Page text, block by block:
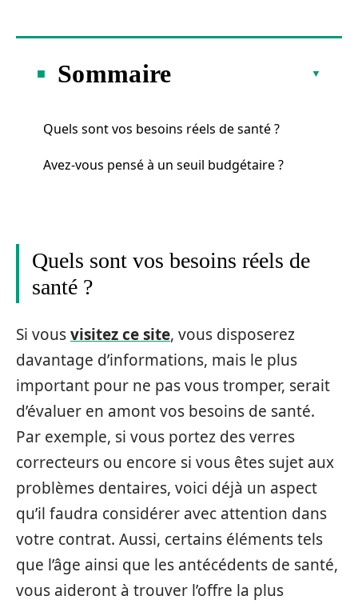
Sommaire
Quels sont vos besoins réels de santé ?
Avez-vous pensé à un seuil budgétaire ?
Quels sont vos besoins réels de
santé ?
Si vousvisitez ce site, vous disposerez
davantage d’informations, mais le plus
important pour ne pas vous tromper, serait
d’évaluer en amont vos besoins de santé.
Par exemple, si vous portez des verres
correcteurs ou encore si vous êtes sujet aux
problèmes dentaires, voici déjà un aspect
qu’il faudra considérer avec attention dans
votre contrat. Aussi, certains éléments tels
que l’âge ainsi que les antécédents de santé,
vous aideront à trouver l’offre la plus